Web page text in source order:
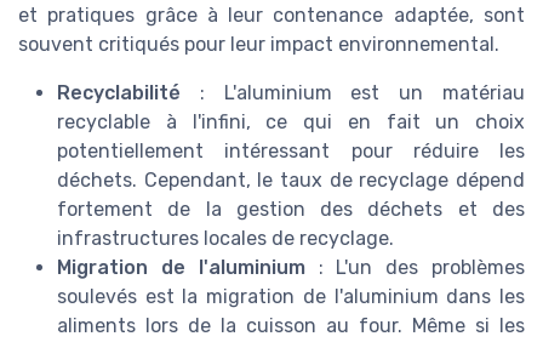
et pratiques grâce à leur contenance adaptée, sont
souvent critiqués pour leur impact environnemental.
Recyclabilité : L'aluminium est un matériau
recyclable à l'infini, ce qui en fait un choix
potentiellement intéressant pour réduire les
déchets. Cependant, le taux de recyclage dépend
fortement de la gestion des déchets et des
infrastructures locales de recyclage.
Migration de l'aluminium: L'un des problèmes
soulevés est la migration de l'aluminium dans les
aliments lors de la cuisson au four. Même si les